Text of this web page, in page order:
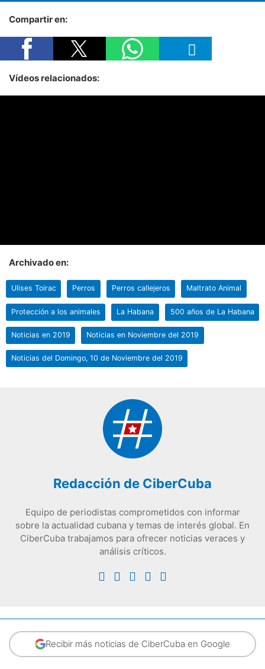
Compartir en:
Vídeos relacionados:
Archivado en:
Ulises Toirac Perros Perros callejeros Maltrato Animal
Protección a los animales La Habana 500 años de La Habana
Noticias en 2019 Noticias en Noviembre del 2019
Noticias del Domingo, 10 de Noviembre del 2019
Redacción de CiberCuba
Equipo de periodistas comprometidos con informar
sobre la actualidad cubana y temas de interés global. En
CiberCuba trabajamos para ofrecer noticias veraces y
análisis críticos.
Recibir más noticias de CiberCuba en Google